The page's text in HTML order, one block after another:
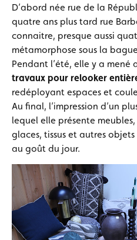
D’abord née rue de la
quatre ans plus tard rue
connaitre, presque aussi
métamorphose sous la
Pendant l’été, elle y a mené
travaux pour relooker
redéployant espaces et
Au final, l’impression d’un
lequel elle présente
glaces, tissus et autres objets
au goût du jour.